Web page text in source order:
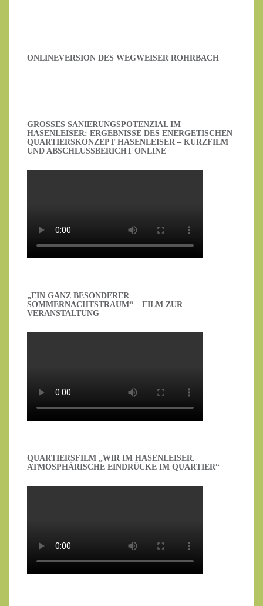
ONLINEVERSION DES WEGWEISER ROHRBACH
GROSSES SANIERUNGSPOTENZIAL IM H
ASENLEISER: ERGEBNISSE DES ENERGETISCHEN Q
UARTIERSKONZEPT HASENLEISER – KURZFILM U
ND ABSCHLUSSBERICHT ONLINE
„EIN GANZ BESONDERER
SOMMERNACHTSTRAUM“ – FILM ZUR
VERANSTALTUNG
QUARTIERSFILM „WIR IM HASENLEISER.
ATMOSPHÄRISCHE EINDRÜCKE IM QUARTIER“